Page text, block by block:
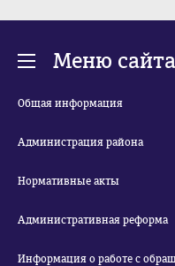
Меню сайта
Общая информация
Администрация района
Нормативные акты
Административная реформа
Информация о работе с